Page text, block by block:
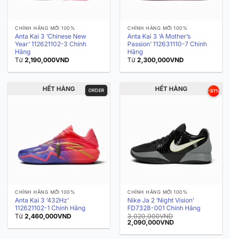
CHÍNH HÃNG MỚI 100%
Anta Kai 3 ‘Chinese New
Year’ 112621102-3 Chính
Hãng
Từ2,190,000VND
CHÍNH HÃNG MỚI 100%
Anta Kai 3 ‘A Mother’s
Passion’ 112631110-7 Chính
Hãng
Từ2,300,000VND
ORDER
HẾT HÀNG
CHÍNH HÃNG MỚI 100%
Anta Kai 3 ‘432Hz’
112621102-1 Chính Hãng
Từ2,460,000VND
-31%
HẾT HÀNG
CHÍNH HÃNG MỚI 100%
Nike Ja 2 ‘Night Vision’
FD7328-001 Chính Hãng
3,020,000VND
Giá
gốc
là:
2,090,000VNDGiá
tại